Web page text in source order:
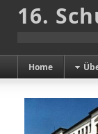
16.
Home